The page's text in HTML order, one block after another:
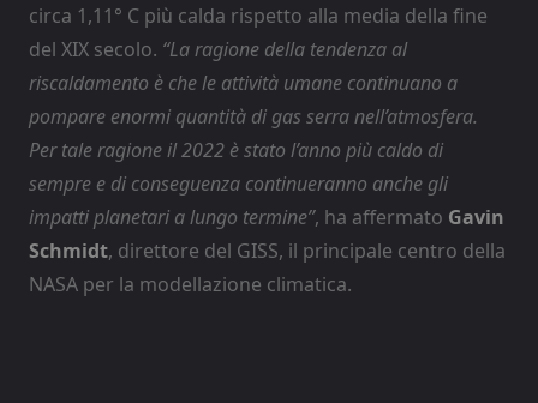
circa 1,11° C più calda rispetto alla media della fine
del XIX secolo. “La ragione della tendenza al
riscaldamento è che le attività umane continuano a
pompare enormi quantità di gas serra nell’atmosfera.
Per tale ragione il 2022 è stato l’anno più caldo di
sempre e di conseguenza continueranno anche gli
impatti planetari a lungo termine”, ha affermato Gavin
Schmidt, direttore del GISS, il principale centro della
NASA per la modellazione climatica.